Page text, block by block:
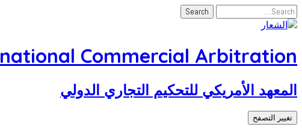
Commercial Arbitration
المعهد الأمريكي للتحكيم التجاري الدولي
تغيير التصفح